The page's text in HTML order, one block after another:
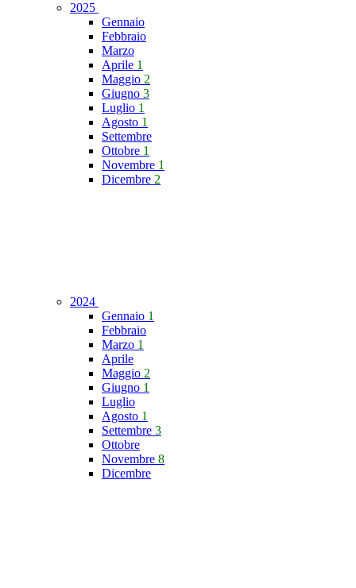
2025
Gennaio
Febbraio
Marzo
Aprile 1
Maggio 2
Giugno 3
Luglio 1
Agosto 1
Settembre
Ottobre 1
Novembre 1
Dicembre 2
2024
Gennaio 1
Febbraio
Marzo 1
Aprile
Maggio 2
Giugno 1
Luglio
Agosto 1
Settembre 3
Ottobre
Novembre 8
Dicembre